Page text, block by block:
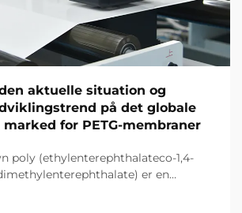
aktuelle situation og
på det globale
for PETG-membraner
poly (ethylenterephthalateco-1,4-
er en